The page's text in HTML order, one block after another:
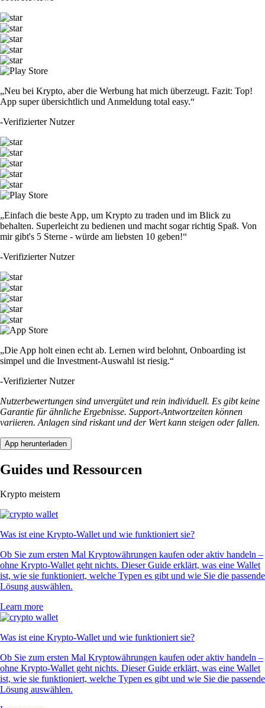
„Neu bei Krypto, aber die Werbung hat mich überzeugt. Fazit: Top!
App super übersichtlich und Anmeldung total easy.“
-Verifizierter Nutzer
„Einfach die beste App, um Krypto zu traden und im Blick zu
behalten. Superleicht zu bedienen und macht sogar richtig Spaß. Von
mir gibt's 5 Sterne - würde am liebsten 10 geben!“
-Verifizierter Nutzer
„Die App holt einen echt ab. Lernen wird belohnt, Onboarding ist
simpel und die Investment-Auswahl ist riesig.“
-Verifizierter Nutzer
Nutzerbewertungen sind unvergütet und rein individuell. Es gibt keine
Garantie für ähnliche Ergebnisse. Support-Antwortzeiten können
variieren. Anlagen sind riskant und der Wert kann steigen oder fallen.
App herunterladen
Guides und Ressourcen
Krypto meistern
Was ist eine Krypto-Wallet und wie funktioniert sie?
Ob Sie zum ersten Mal Kryptowährungen kaufen oder aktiv handeln –
ohne Krypto-Wallet geht nichts. Dieser Guide erklärt, was eine Wallet
ist, wie sie funktioniert, welche Typen es gibt und wie Sie die passende
Lösung auswählen.
Learn more
Was ist eine Krypto-Wallet und wie funktioniert sie?
Ob Sie zum ersten Mal Kryptowährungen kaufen oder aktiv handeln –
ohne Krypto-Wallet geht nichts. Dieser Guide erklärt, was eine Wallet
ist, wie sie funktioniert, welche Typen es gibt und wie Sie die passende
Lösung auswählen.